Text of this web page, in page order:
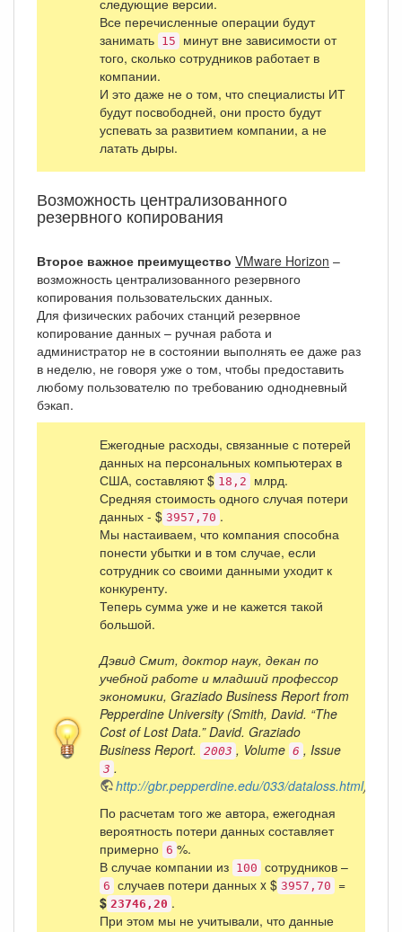
следующие версии.
Все перечисленные операции будут
занимать 15
минут вне зависимости от
того, сколько сотрудников работает в
компании.
И это даже не о том, что специалисты ИТ
будут посвободней, они просто будут
успевать за развитием компании, а не
латать дыры.
Возможность централизованного
резервного копирования
Второе важное преимущество VMware Horizon –
возможность централизованного резервного
копирования пользовательских данных.
Для физических рабочих станций резервное
копирование данных – ручная работа и
администратор не в состоянии выполнять ее даже раз
в неделю, не говоря уже о том, чтобы предоставить
любому пользователю по требованию однодневный
бэкап.
Ежегодные расходы, связанные с потерей
данных на персональных компьютерах в
США, составляют $ 18,2
млрд.
Средняя стоимость одного случая потери
данных - $ 3957,70 .
Мы настаиваем, что компания способна
понести убытки и в том случае, если
сотрудник со своими данными уходит к
конкуренту.
Теперь сумма уже и не кажется такой
большой.
Дэвид Смит, доктор наук, декан по
учебной работе и младший профессор
экономики, Graziado Business Report from
Pepperdine University (Smith, David. “The
Cost of Lost Data.” David. Graziado
Business Report.
2003 , Volume 6 , Issue
3 .
http://gbr.pepperdine.edu/033/dataloss.html)
По расчетам того же автора, ежегодная
вероятность потери данных составляет
примерно 6 %.
В случае компании из 100 сотрудников –
6 случаев потери данных x $ 3957,70
=
$ 23746,20 .
При этом мы не учитывали, что данные